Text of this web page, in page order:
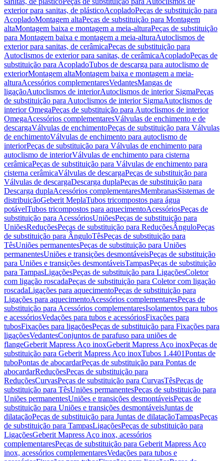
exterior para sanitas, de plásticoAcopladoPeças de substituição para
AcopladoMontagem altaPeças de substituição para Montagem
altaMontagem baixa e montagem a meia-alturaPeças de substituição
para Montagem baixa e montagem a meia-alturaAutoclismos de
exterior para sanitas, de cerâmicaPeças de substituição para
Autoclismos de exterior para sanitas, de cerâmicaAcopladoPeças de
substituição para AcopladoTubos de descarga para autoclismo de
exteriorMontagem altaMontagem baixa e montagem a meia-
alturaAcessórios complementaresVedantesMangas de
ligaçãoAutoclismos de interiorAutoclismos de interior SigmaPeças
de substituição para Autoclismos de interior SigmaAutoclismos de
interior OmegaPeças de substituição para Autoclismos de interior
OmegaAcessórios complementaresVálvulas de enchimento e de
descargaVálvulas de enchimentoPeças de substituição para Válvulas
de enchimentoVálvulas de enchimento para autoclismo de
interiorPeças de substituição para Válvulas de enchimento para
autoclismo de interiorVálvulas de enchimento para cisterna
cerâmicaPeças de substituição para Válvulas de enchimento para
cisterna cerâmicaVálvulas de descargaPeças de substituição para
Válvulas de descargaDescarga duplaPeças de substituição para
Descarga duplaAcessórios complementaresMembranasSistemas de
distribuiçãoGeberit MeplaTubos tricompostos para água
potávelTubos tricompostos para aquecimentoAcessóriosPeças de
substituição para AcessóriosUniõesPeças de substituição para
UniõesReduçõesPeças de substituição para ReduçõesÂnguloPeças
de substituição para ÂnguloTêsPeças de substituição para
TêsUniões permanentesPeças de substituição para Uniões
permanentesUniões e transições desmontáveisPeças de substituição
para Uniões e transições desmontáveisTampasPeças de substituição
para TampasLigaçõesPeças de substituição para LigaçõesColetor
com ligação roscadaPeças de substituição para Coletor com ligação
roscadaLigações para aquecimentoPeças de substituição para
Ligações para aquecimentoAcessórios complementaresPeças de
substituição para Acessórios complementaresIsolamentos para tubos
e acessóriosVedações para tubos e acessóriosFixações para
tubosFixações para ligaçõesPeças de substituição para Fixações para
ligaçõesVedantesConjuntos de parafuso para uniões de
flangeGeberit Mapress Aço inoxGeberit Mapress Aço inoxPeças de
substituição para Geberit Mapress Aço inoxTubos 1.4401Pontas de
tuboPontas de abocardarPeças de substituição para Pontas de
abocardarReduçõesPeças de substituição para
ReduçõesCurvasPeças de substituição para CurvasTêsPeças de
substituição para TêsUniões permanentesPeças de substituição para
Uniões permanentesUniões e transições desmontáveisPeças de
substituição para Uniões e transições desmontáveisJuntas de
dilataçãoPeças de substituição para Juntas de dilataçãoTampasPeças
de substituição para TampasLigaçõesPeças de substituição para
LigaçõesGeberit Mapress Aço inox, acessórios
complementaresPeças de substituição para Geberit Mapress Aço
inox, acessórios complementaresVedações para tubos e